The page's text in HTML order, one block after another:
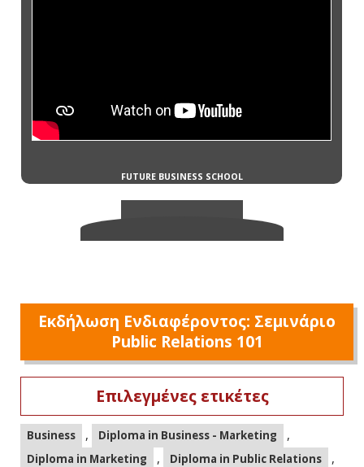
Εκδήλωση Ενδιαφέροντος: Σεμινάριο
Public Relations 101
Επιλεγμένες ετικέτες
Business , Diploma in Business - Marketing ,
Diploma in Marketing , Diploma in Public Relations ,